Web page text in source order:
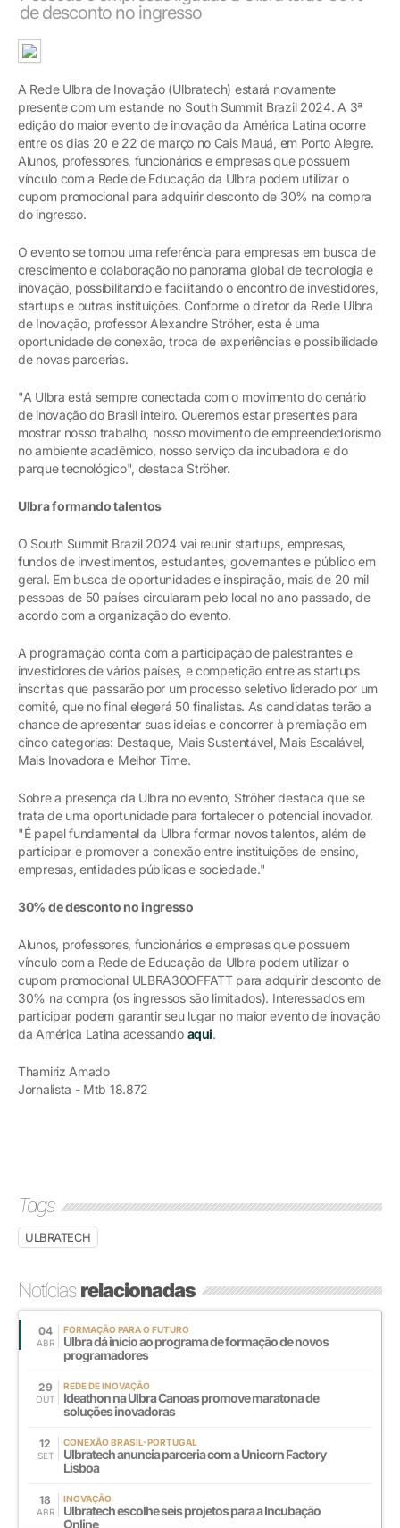
de desconto no ingresso
A Rede Ulbra de Inovação (Ulbratech) estará novamente
presente com um estande no South Summit Brazil 2024. A 3ª
edição do maior evento de inovação da América Latina ocorre
entre os dias 20 e 22 de março no Cais Mauá, em Porto Alegre.
Alunos, professores, funcionários e empresas que possuem
vínculo com a Rede de Educação da Ulbra podem utilizar o
cupom promocional para adquirir desconto de 30% na compra
do ingresso.
O evento se tornou uma referência para empresas em busca de
crescimento e colaboração no panorama global de tecnologia e
inovação, possibilitando e facilitando o encontro de investidores,
startups e outras instituições. Conforme o diretor da Rede Ulbra
de Inovação, professor Alexandre Ströher, esta é uma
oportunidade de conexão, troca de experiências e possibilidade
de novas parcerias.
"A Ulbra está sempre conectada com o movimento do cenário
de inovação do Brasil inteiro. Queremos estar presentes para
mostrar nosso trabalho, nosso movimento de empreendedorismo
no ambiente acadêmico, nosso serviço da incubadora e do
parque tecnológico", destaca Ströher.
Ulbra formando talentos
O South Summit Brazil 2024 vai reunir startups, empresas,
fundos de investimentos, estudantes, governantes e público em
geral. Em busca de oportunidades e inspiração, mais de 20 mil
pessoas de 50 países circularam pelo local no ano passado, de
acordo com a organização do evento.
A programação conta com a participação de palestrantes e
investidores de vários países, e competição entre as startups
inscritas que passarão por um processo seletivo liderado por um
comitê, que no final elegerá 50 finalistas. As candidatas terão a
chance de apresentar suas ideias e concorrer à premiação em
cinco categorias: Destaque, Mais Sustentável, Mais Escalável,
Mais Inovadora e Melhor Time.
Sobre a presença da Ulbra no evento, Ströher destaca que se
trata de uma oportunidade para fortalecer o potencial inovador.
"É papel fundamental da Ulbra formar novos talentos, além de
participar e promover a conexão entre instituições de ensino,
empresas, entidades públicas e sociedade."
30% de desconto no ingresso
Alunos, professores, funcionários e empresas que possuem
vínculo com a Rede de Educação da Ulbra podem utilizar o
cupom promocional ULBRA30OFFATT para adquirir desconto de
30% na compra (os ingressos são limitados). Interessados em
participar podem garantir seu lugar no maior evento de inovação
da América Latina acessando aqui.
Thamiriz Amado
Jornalista - Mtb 18.872
Tags
ULBRATECH
Notíciasrelacionadas
04
ABR
FORMAÇÃO PARA O FUTURO
Ulbra dá início ao programa de formação de novos
programadores
29
OUT
REDE DE INOVAÇÃO
Ideathon na Ulbra Canoas promove maratona de
soluções inovadoras
12
SET
CONEXÃO BRASIL-PORTUGAL
Ulbratech anuncia parceria com a Unicorn Factory
Lisboa
18
ABR
INOVAÇÃO
Ulbratech escolhe seis projetos para a Incubação
Online